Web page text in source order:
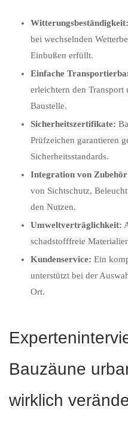
Witterungsbeständigkeit:
bei wechselnden
Einbußen erfüllt.
Einfache
erleichtern den
Baustelle.
Sicherheitszertifikate:
Prüfzeichen garantieren
Sicherheitsstandards.
Integration von
von Sichtschutz,
den Nutzen.
Umweltverträglichkeit:
schadstofffreie
Kundenservice: Ein
unterstützt bei der
Ort.
Bauzäune
wirklich